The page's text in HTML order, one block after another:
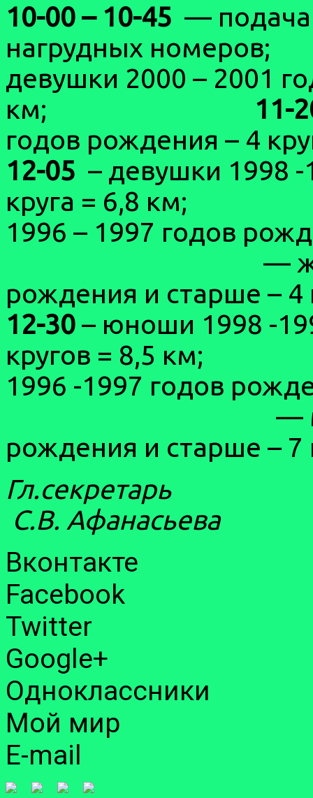
10-00 – 10-45 — подача
нагрудных
девушки 2000 – 2001
км; 11-
годов
12-05 – девушки 1998
круга = 6,8
1996 – 1997 годов
— женщины
рождения и
12-30 – юноши 1998 -
кругов =
1996 -1997 годов
— мужчины
рождения и старше – 7
С.В. Афанасьева
Вконтакте
Facebook
Twitter
Google+
Одноклассники
Мой мир
E-mail